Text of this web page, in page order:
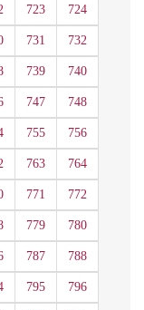
723 724
731 732
739 740
747 748
755 756
763 764
771 772
779 780
787 788
795 796